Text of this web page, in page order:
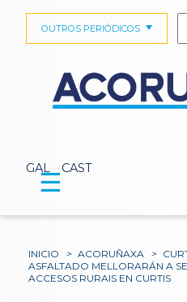
GAL CAST
OUTROS PERIÓDICOS
☰
INICIO > ACORUÑAXA >
ASFALTADO MELLORARÁN A
ACCESOS RURAIS EN CURTIS